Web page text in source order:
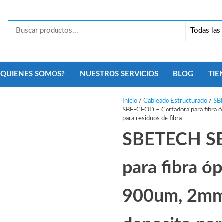
Security
Monterrey
SOMOS? NUESTROS SERVICIOS BLOG
Inicio/ Cableado Estructurado/
SBE-CFOD – Cortadora para fibra
para residuos de fibra
SBETECH
para fibra
900um,